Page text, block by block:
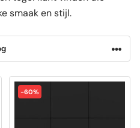
smaak en stijl.
-60%